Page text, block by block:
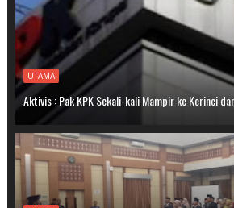
UTAMA
Aktivis : Pak KPK Sekali-kali Mampir ke Kerinci